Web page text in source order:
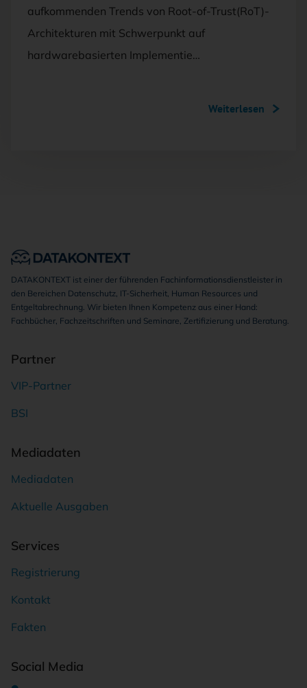
aufkommenden Trends von Root-of-Trust(RoT)-
Architekturen mit Schwerpunkt auf
hardwarebasierten Implementie…
Weiterlesen
DATAKONTEXT ist einer der führenden Fachinformationsdienstleister in
den Bereichen Datenschutz, IT-Sicherheit, Human Resources und
Entgeltabrechnung. Wir bieten Ihnen Kompetenz aus einer Hand:
Fachbücher, Fachzeitschriften und Seminare, Zertifizierung und Beratung.
Partner
VIP-Partner
BSI
Mediadaten
Mediadaten
Aktuelle Ausgaben
Services
Registrierung
Kontakt
Fakten
Social Media